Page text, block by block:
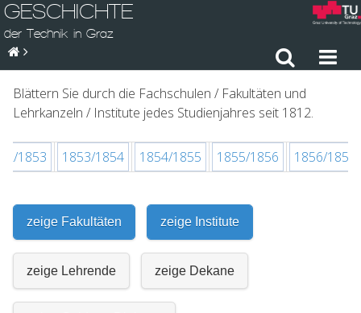
GESCHICHTE
der Technik in Graz
Blättern Sie durch die Fachschulen / Fakultäten und
Lehrkanzeln / Institute jedes Studienjahres seit 1812.
1853 1853/1854 1854/1855 1855/1856 1856/1857
zeige Fakultäten zeige Institute
zeige Lehrende zeige Dekane